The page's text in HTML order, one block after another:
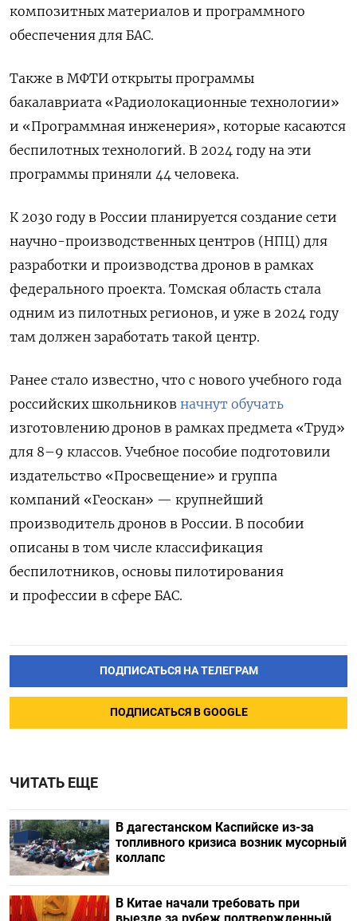
композитных материалов и программного
обеспечения для БАС.
Также в МФТИ открыты программы
бакалавриата «Радиолокационные технологии»
и «Программная инженерия», которые касаются
беспилотных технологий. В 2024 году на эти
программы приняли 44 человека.
К 2030 году в России планируется создание сети
научно-производственных центров (НПЦ) для
разработки и производства дронов в рамках
федерального проекта. Томская область стала
одним из пилотных регионов, и уже в 2024 году
там должен заработать такой центр.
Ранее стало известно, что с нового учебного года
российских школьников начнут обучать
изготовлению дронов в рамках предмета «Труд»
для 8–9 классов. Учебное пособие подготовили
издательство «Просвещение» и группа
компаний «Геоскан» — крупнейший
производитель дронов в России. В пособии
описаны в том числе классификация
беспилотников, основы пилотирования
и профессии в сфере БАС.
ПОДПИСАТЬСЯ НА ТЕЛЕГРАМ
ПОДПИСАТЬСЯ В GOOGLE
ЧИТАТЬ ЕЩЕ
В дагестанском Каспийске из-за
топливного кризиса возник мусорный
коллапс
В Китае начали требовать при